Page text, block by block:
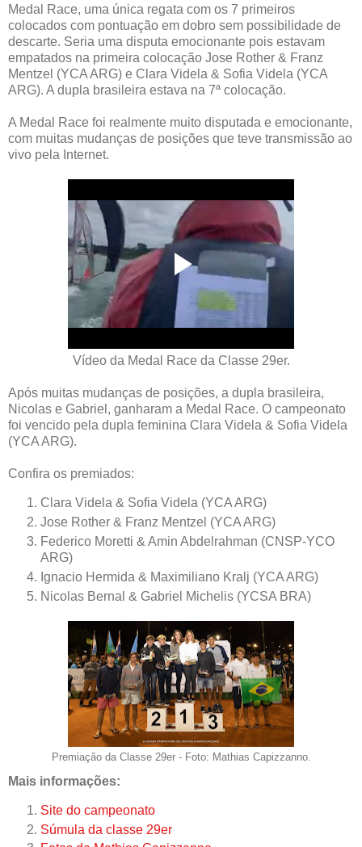
Medal Race, uma única regata com os 7 primeiros
colocados com pontuação em dobro sem possibilidade de
descarte. Seria uma disputa emocionante pois estavam
empatados na primeira colocação Jose Rother & Franz
Mentzel (YCA ARG) e Clara Videla & Sofia Videla (YCA
ARG). A dupla brasileira estava na 7ª colocação.
A Medal Race foi realmente muito disputada e emocionante,
com muitas mudanças de posições que teve transmissão ao
vivo pela Internet.
Vídeo da Medal Race da Classe 29er.
Após muitas mudanças de posições, a dupla brasileira,
Nicolas e Gabriel, ganharam a Medal Race. O campeonato
foi vencido pela dupla feminina Clara Videla & Sofia Videla
(YCA ARG).
Confira os premiados:
Clara Videla & Sofia Videla (YCA ARG)
Jose Rother & Franz Mentzel (YCA ARG)
Federico Moretti & Amin Abdelrahman (CNSP-YCO
ARG)
Ignacio Hermida & Maximiliano Kralj (YCA ARG)
Nicolas Bernal & Gabriel Michelis (YCSA BRA)
Premiação da Classe 29er - Foto: Mathias Capizzanno.
Mais informações:
Site do campeonato
Súmula da classe 29er